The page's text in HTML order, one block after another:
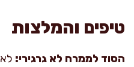
טיפים והמלצות
הסוד לממרח לא גרגירי: